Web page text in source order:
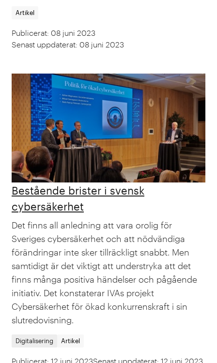
Artikel
Publicerat: 08 juni 2023
Senast uppdaterat: 08 juni 2023
Bestående brister i svensk
cybersäkerhet
Det finns all anledning att vara orolig för
Sveriges cybersäkerhet och att nödvändiga
förändringar inte sker tillräckligt snabbt. Men
samtidigt är det viktigt att understryka att det
finns många positiva händelser och pågående
initiativ. Det konstaterar IVAs projekt
Cybersäkerhet för ökad konkurrenskraft i sin
slutredovisning.
Digitalisering Artikel
Publicerat: 12 juni 2023Senast uppdaterat: 12 juni 2023